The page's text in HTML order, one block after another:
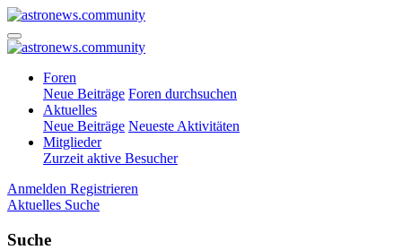
Foren
Neue Beiträge Foren durchsuchen
Aktuelles
Neue Beiträge Neueste Aktivitäten
Mitglieder
Zurzeit aktive Besucher
Anmelden Registrieren
Aktuelles Suche
Suche